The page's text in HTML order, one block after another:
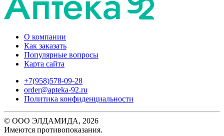
О компании
Как заказать
Популярные вопросы
Карта сайта
+7(958)578-09-28
order@apteka-92.ru
Политика конфиденциальности
© ООО ЭЛДАМИДА, 2026
Имеются противопоказания.